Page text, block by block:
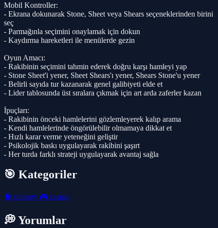
Mobil Kontroller:
- Ekrana dokunarak Stone, Sheet veya Shears seçeneklerinden birini
seç
- Parmağınla seçimini onaylamak için dokun
- Kaydırma hareketleri ile menülerde gezin
Oyun Amacı:
- Rakibinin seçimini tahmin ederek doğru karşı hamleyi yap
- Stone Sheet'i yener, Sheet Shears'ı yener, Shears Stone'u yener
- Belirli sayıda tur kazanarak genel galibiyeti elde et
- Lider tablosunda üst sıralara çıkmak için art arda zaferler kazan
İpuçları:
- Rakibinin önceki hamlelerini gözlemleyerek kalıp arama
- Kendi hamlelerinde öngörülebilir olmamaya dikkat et
- Hızlı karar verme yeteneğini geliştir
- Psikolojik baskı uygulayarak rakibini şaşırt
- Her turda farklı strateji uygulayarak avantaj sağla
🎯 Kategoriler
🧠 strategy 🎮 casual
💭 Yorumlar